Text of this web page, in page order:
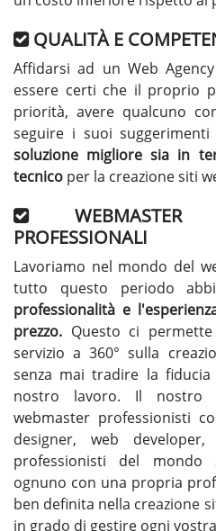
QUALITÀ E
Affidarsi ad un Web
essere certi che il proprio
priorità, avere qualcuno
seguire i suoi
soluzione migliore sia in
tecnico per la creazione siti
WEBMASTER
PROFESSIONALI
Lavoriamo nel mondo del
tutto questo periodo
professionalità e
prezzo. Questo ci
servizio a 360° sulla
senza mai tradire la
nostro lavoro. Il nostro
webmaster professionisti
designer, web
professionisti del mondo
ognuno con una propria
ben definita nella creazione
in grado di gestire ogni